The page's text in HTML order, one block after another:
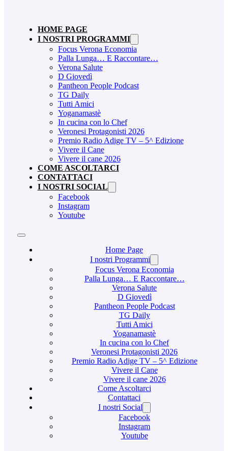
HOME PAGE
I NOSTRI PROGRAMMI
Focus Verona Economia
Palla Lunga… E Raccontare…
Verona Salute
D Giovedì
Pantheon People Podcast
TG Daily
Tutti Amici
Yoganamastè
In cucina con lo Chef
Veronesi Protagonisti 2026
Premio Radio Adige TV – 5^ Edizione
Vivere il Cane
Vivere il cane 2026
COME ASCOLTARCI
CONTATTACI
I NOSTRI SOCIAL
Facebook
Instagram
Youtube
Home Page
I nostri Programmi
Focus Verona Economia
Palla Lunga… E Raccontare…
Verona Salute
D Giovedì
Pantheon People Podcast
TG Daily
Tutti Amici
Yoganamastè
In cucina con lo Chef
Veronesi Protagonisti 2026
Premio Radio Adige TV – 5^ Edizione
Vivere il Cane
Vivere il cane 2026
Come Ascoltarci
Contattaci
I nostri Social
Facebook
Instagram
Youtube